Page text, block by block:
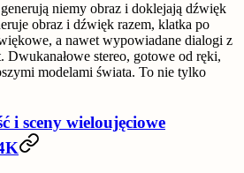
niemy obraz i doklejają dźwięk
obraz i dźwięk razem, klatka po
a nawet wypowiadane dialogi z
Dwukanałowe stereo, gotowe od ręki,
modelami świata. To nie tylko
i sceny wieloujęciowe